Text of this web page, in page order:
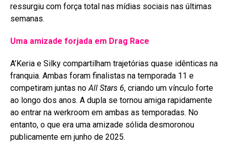
ressurgiu com força total nas mídias sociais nas últimas
semanas.
Uma amizade forjada em Drag Race
A’Keria e Silky compartilham trajetórias quase idênticas na
franquia. Ambas foram finalistas na temporada 11 e
competiram juntas noAll Stars 6, criando um vínculo forte
ao longo dos anos. A dupla se tornou amiga rapidamente
ao entrar na werkroom em ambas as temporadas. No
entanto, o que era uma amizade sólida desmoronou
publicamente em junho de 2025.